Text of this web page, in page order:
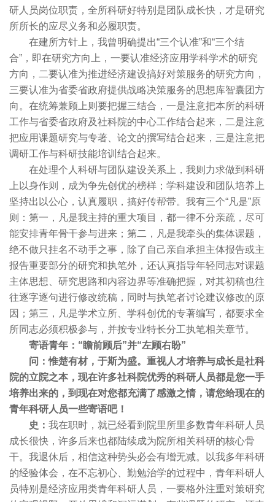
研人员岗位职责，全所科研好特别是团队成长快，才是研究
所所长的应尽义务和必履职责。
在建所方针上，我曾明确提出“三个认准”和“三个结
合”，即在研究方向上，一要认准经济应用学科学术的研究
方向，二要认准为推进经济建设搞好对策服务的研究方向，
三要认准为省委省政府提供战略决策服务的思想库智囊团方
向。在统筹兼顾上则要把握三结合，一是注意把本所的科研
工作与省委省政府及社科院的中心工作结合起来，二是注意
把应用课题研究与专著、论文的撰写结合起来，三是注意把
调研工作与科研技能培训结合起来。
在处理个人科研与团队建设关系上，我则力求做到科研
上以身作则，成为争先创优的榜样；学科建设和团队培养上
坚持出以公心，认真履职，搞好传帮带。我有三个“凡是”原
则：第一，凡是我主持的重大项目，都一律不分亲疏，尽可
能安排青年骨干参与进来；第二，凡是我牵头的集体课题，
绝不做只挂名不动手之事，除了自己亲自承担主体报告或主
报告重要部分的研究和执笔外，还认真指导年轻同志对课题
主体思想、研究思路和内容边界等准确把握，对其初稿也往
往逐字逐句进行修改统稿，同时与执笔者讨论建议修改的原
因；第三，凡是学术立所、学科创优的专著编写，都要求全
所同志必须积极参与，并按专业特长分工执笔相关章节。
寄语青年：“瞻前顾后”并“左顾右盼”
问：惟楚有材，于斯为盛。重视人才培养与成长是社科
院的立院之本，现在许多社科院优秀的科研人员都是您一手
培养出来的，到现在对您都充满了感激之情，请您给现在的
青年科研人员一些寄语吧！
史： 我在职时，就已经看到院里所里多数青年科研人员
成长很快，许多后来也都陆续成为院所相关科研的核心骨
干。我退休后，相信这种势头必会有增无减。以我多年科研
的经验体会，在不忘初心、勤勉治学的过程中，青年科研人
员特别是经济应用类青年科研人员，一要格外注重对策研究